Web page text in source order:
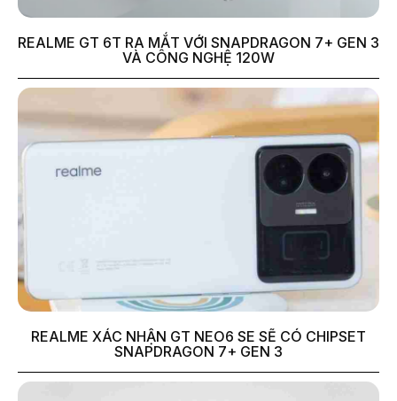
REALME GT 6T RA MẮT VỚI SNAPDRAGON 7+ GEN 3
VÀ CÔNG NGHỆ 120W
REALME XÁC NHẬN GT NEO6 SE SẼ CÓ CHIPSET
SNAPDRAGON 7+ GEN 3